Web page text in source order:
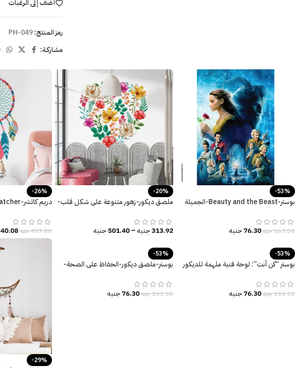
أضف إلى الرغبات
رمز المنتج:PH-049
مشاركـة:
-53%
بوستر-Beauty and the Beast-الجميلة
163.50جنيه76.30جنيه
-20%
ملصق ديكور-زهور متنوعة على شكل قلب-
313.92جنيه –
501.40جنيه
-26%
457.80جنيه
-53%
بوستر “كن أنت”: لوحة فنية ملهمة للديكور
163.50جنيه76.30جنيه
-53%
بوستر-ملصق ديكور-الحفاظ على الصحة-
163.50جنيه76.30جنيه
-29%